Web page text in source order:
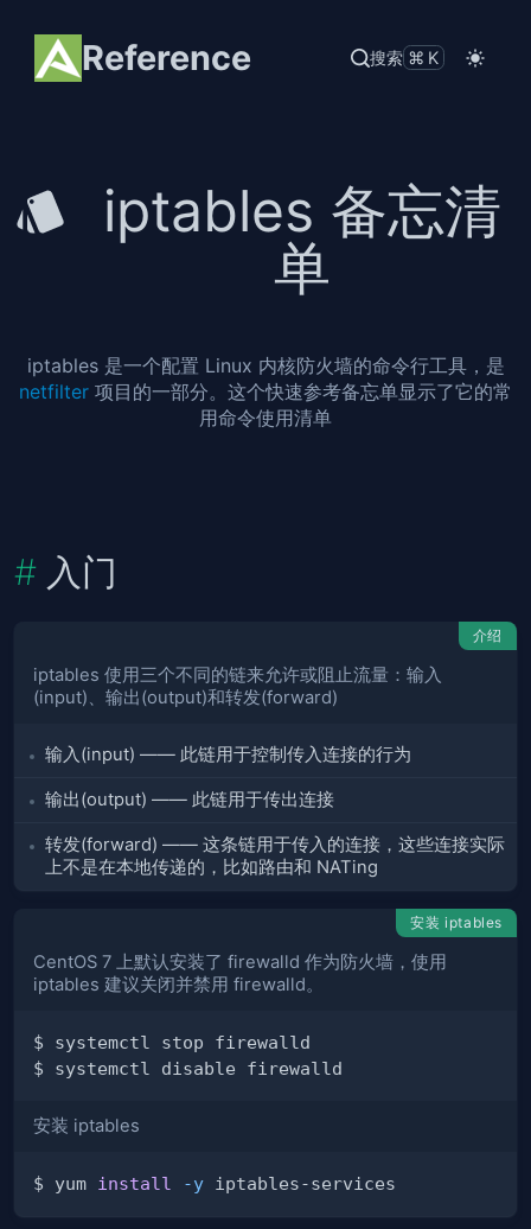
Reference 搜索 ⌘K
iptables 备忘清
单
iptables 是一个配置 Linux 内核防火墙的命令行工具，是
netfilter 项目的一部分。这个快速参考备忘单显示了它的常
用命令使用清单
入门
介绍
iptables 使用三个不同的链来允许或阻止流量：输入
(input)、输出(output)和转发(forward)
输入(input) —— 此链用于控制传入连接的行为
输出(output) —— 此链用于传出连接
转发(forward) —— 这条链用于传入的连接，这些连接实际
上不是在本地传递的，比如路由和 NATing
安装 iptables
CentOS 7 上默认安装了 firewalld 作为防火墙，使用
iptables 建议关闭并禁用 firewalld。
安装 iptables
$ yum install -y